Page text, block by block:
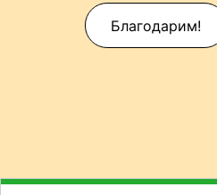
Благодарим!